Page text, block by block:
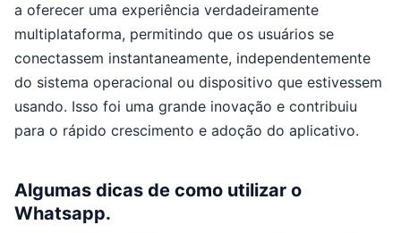
a oferecer uma experiência verdadeiramente
multiplataforma, permitindo que os usuários se
conectassem instantaneamente, independentemente
do sistema operacional ou dispositivo que estivessem
usando. Isso foi uma grande inovação e contribuiu
para o rápido crescimento e adoção do aplicativo.
Algumas dicas de como utilizar o
Whatsapp.